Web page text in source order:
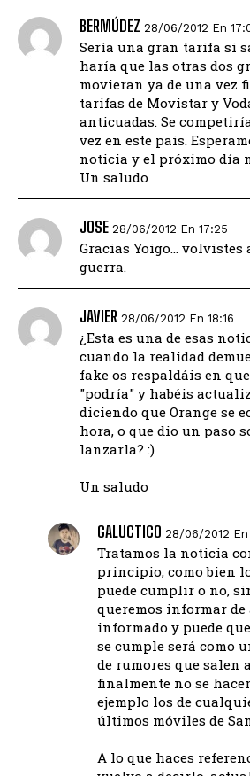
BERMÚDEZ 28/06/2012 En
Sería una gran tarifa si
haría que las otras dos
movieran ya de una vez
tarifas de Movistar y
anticuadas. Se
vez en este pais.
noticia y el próximo día
Un saludo
JOSE 28/06/2012 En 17:25
Gracias Yoigo… volvistes
guerra.
JAVIER 28/06/2012 En 18:16
¿Esta es una de esas
cuando la realidad
fake os respaldáis en
"podría" y habéis
diciendo que Orange se
hora, o que dio un paso
lanzarla? :)
Un saludo
GALUCTICO 28/06/2012 En
Tratamos la noticia
principio, como bien
puede cumplir o no,
queremos informar de
informado y puede
se cumple será como
de rumores que salen
finalmente no se
ejemplo los de
últimos móviles de
A lo que haces